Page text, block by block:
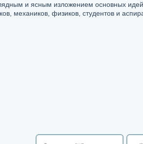
и ясным изложением основных идей
механиков, физиков, студентов и